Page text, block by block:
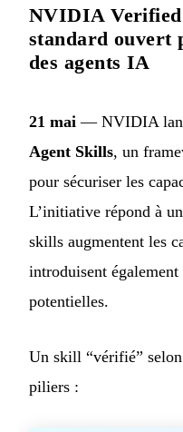
NVIDIA
standard ouvert
des agents IA
21 mai — NVIDIA
Agent Skills, un
pour sécuriser les
L’initiative répond à
skills augmentent les
introduisent
potentielles.
Un skill “vérifié”
piliers :